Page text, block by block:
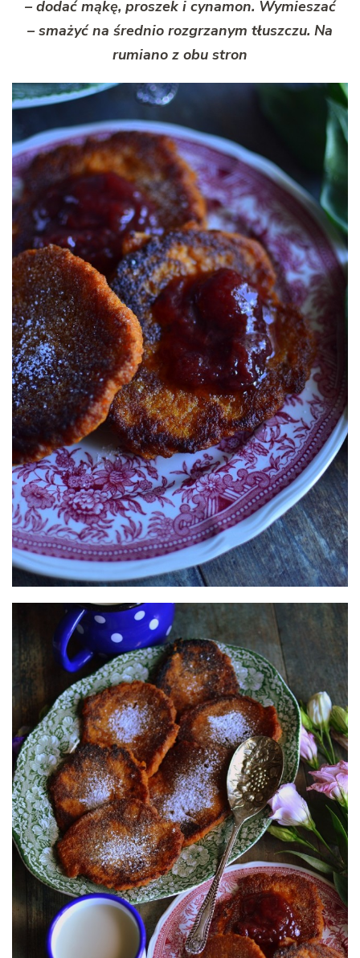
– dodać mąkę, proszek i cynamon. Wymieszać
– smażyć na średnio rozgrzanym tłuszczu. Na
rumiano z obu stron